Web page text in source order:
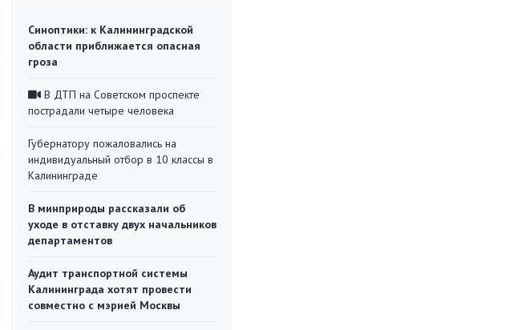
Синоптики: к Калининградской
области приближается опасная
гроза
В ДТП на Советском проспекте
пострадали четыре человека
Губернатору пожаловались на
индивидуальный отбор в 10 классы в
Калининграде
В минприроды рассказали об
уходе в отставку двух начальников
департаментов
Аудит транспортной системы
Калининграда хотят провести
совместно с мэрией Москвы